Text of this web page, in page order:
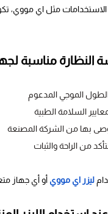
مثل اي مووي،
النظارة مناسبة
الموجي المدعوم
السلامة الطبية
بها من الشركة المصنعة
من الراحة والثبات
ليزر اي مووي أو أي جهاز